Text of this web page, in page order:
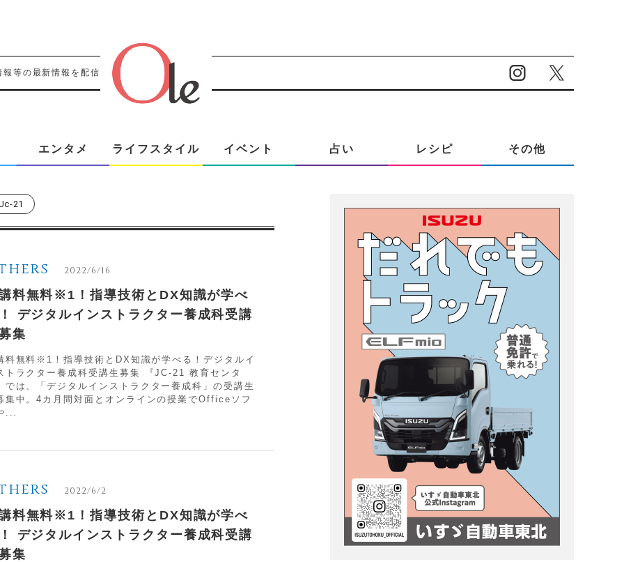
等の最新情報を配信！！
エンタメ ライフスタイル イベント 占い レシピ その他
21
2022/6/16
料無料※1！指導技術とDX知識が学べ
デジタルインストラクター養成科受講
集
料無料※1！指導技術とDX知識が学べる！デジタルイ
トラクター養成科受講生募集 『JC-21 教育センタ
では、「デジタルインストラクター養成科」の受講生
集中。4カ月間対面とオンラインの授業でOfficeソフ
...
2022/6/2
料無料※1！指導技術とDX知識が学べ
デジタルインストラクター養成科受講
集